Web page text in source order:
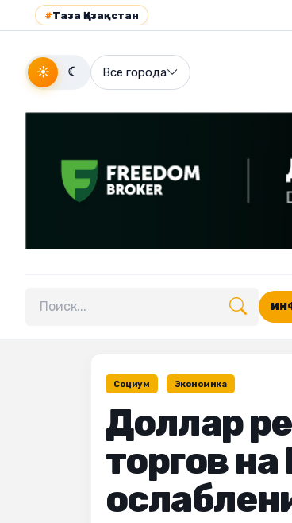
#Таза Қазақстан
☀ ☾ Все города
Поиск по сайту
Социум Экономика
Доллар
торгов